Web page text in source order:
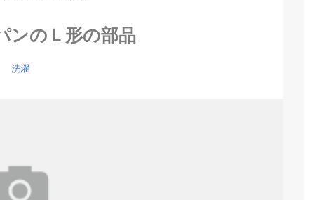
ンのＬ形の部品
洗濯